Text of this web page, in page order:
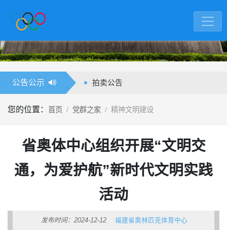
公告公示
告 拍卖公告
您的位置： 首页 党群之家 精神文明建设
省奥体中心组织开展“文明交
通，为爱护航”新时代文明实践
活动
发布时间：2024-12-12 福建省奥林匹克体育中心